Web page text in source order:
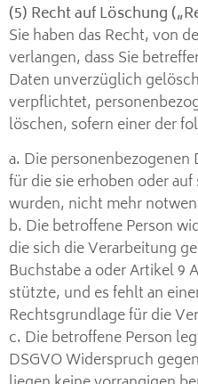
(5) Recht auf Löschung
Sie haben das Recht, von
verlangen, dass Sie
Daten unverzüglich
verpflichtet,
löschen, sofern einer der
a. Die
für die sie erhoben oder
wurden, nicht mehr
b. Die betroffene Person
die sich die Verarbeitung
Buchstabe a oder Artikel 9
stützte, und es fehlt an
Rechtsgrundlage für die
c. Die betroffene Person
DSGVO Widerspruch